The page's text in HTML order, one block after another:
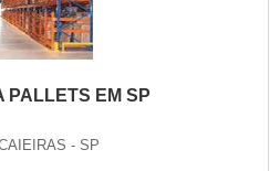
PALLETS EM SP
- SP